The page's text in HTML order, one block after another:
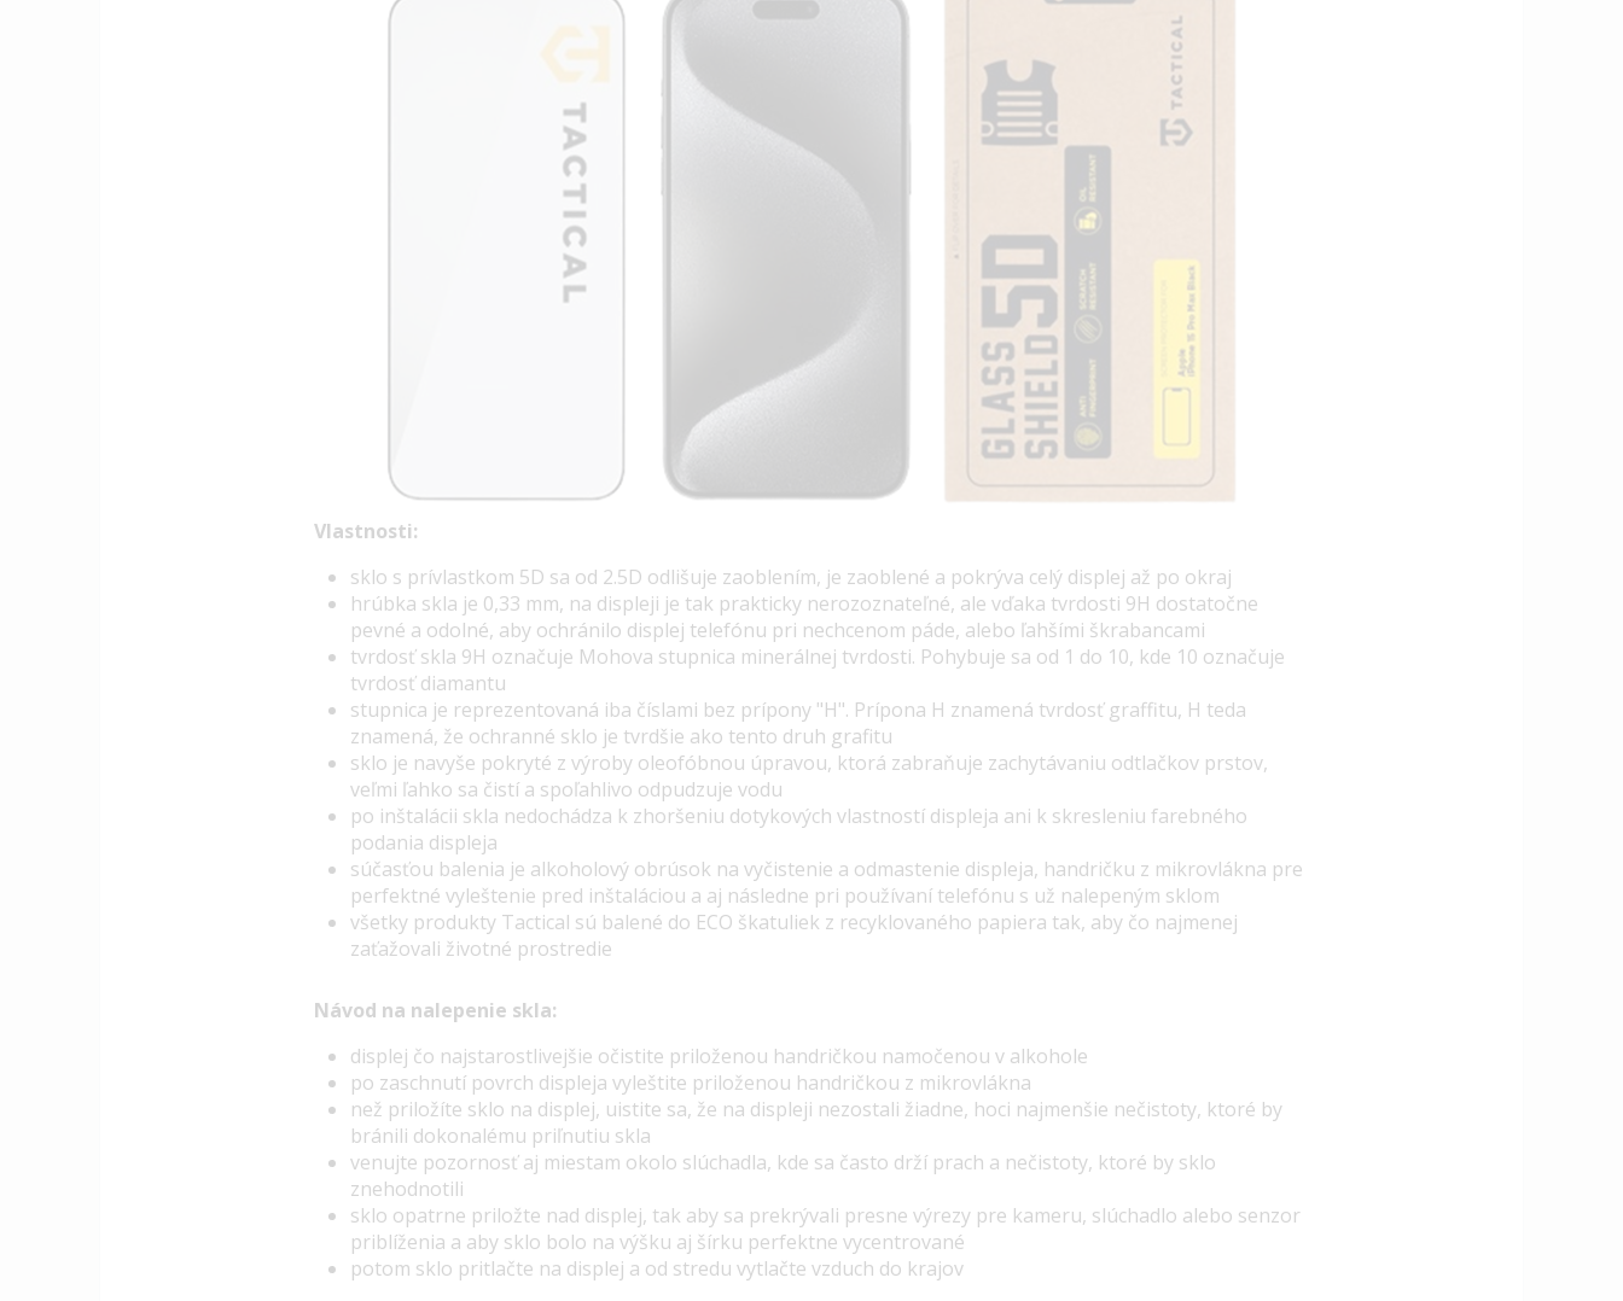
Vlastnosti:
sklo s prívlastkom 5D sa od 2.5D odlišuje zaoblením, je zaoblené a pokrýva celý displej až po okraj
hrúbka skla je 0,33 mm, na displeji je tak prakticky nerozoznateľné, ale vďaka tvrdosti 9H dostatočne
pevné a odolné, aby ochránilo displej telefónu pri nechcenom páde, alebo ľahšími škrabancami
tvrdosť skla 9H označuje Mohova stupnica minerálnej tvrdosti. Pohybuje sa od 1 do 10, kde 10 označuje
tvrdosť diamantu
stupnica je reprezentovaná iba číslami bez prípony "H". Prípona H znamená tvrdosť graffitu, H teda
znamená, že ochranné sklo je tvrdšie ako tento druh grafitu
sklo je navyše pokryté z výroby oleofóbnou úpravou, ktorá zabraňuje zachytávaniu odtlačkov prstov,
veľmi ľahko sa čistí a spoľahlivo odpudzuje vodu
po inštalácii skla nedochádza k zhoršeniu dotykových vlastností displeja ani k skresleniu farebného
podania displeja
súčasťou balenia je alkoholový obrúsok na vyčistenie a odmastenie displeja, handričku z mikrovlákna pre
perfektné vyleštenie pred inštaláciou a aj následne pri používaní telefónu s už nalepeným sklom
všetky produkty Tactical sú balené do ECO škatuliek z recyklovaného papiera tak, aby čo najmenej
zaťažovali životné prostredie
Návod na nalepenie skla:
displej čo najstarostlivejšie očistite priloženou handričkou namočenou v alkohole
po zaschnutí povrch displeja vyleštite priloženou handričkou z mikrovlákna
než priložíte sklo na displej, uistite sa, že na displeji nezostali žiadne, hoci najmenšie nečistoty, ktoré by
bránili dokonalému priľnutiu skla
venujte pozornosť aj miestam okolo slúchadla, kde sa často drží prach a nečistoty, ktoré by sklo
znehodnotili
sklo opatrne priložte nad displej, tak aby sa prekrývali presne výrezy pre kameru, slúchadlo alebo senzor
priblíženia a aby sklo bolo na výšku aj šírku perfektne vycentrované
potom sklo pritlačte na displej a od stredu vytlačte vzduch do krajov